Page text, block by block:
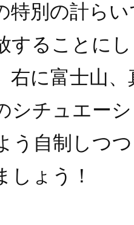
特別の計ら
することに
右に富士山
シチュエー
う自制しつ
しょう！